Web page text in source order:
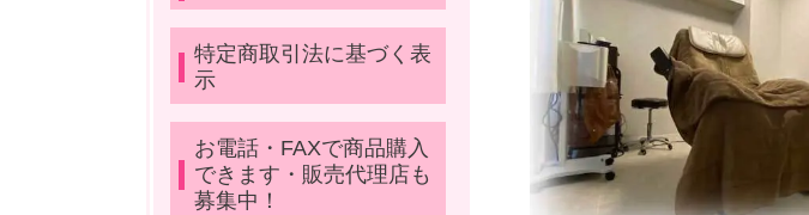
特定商取引法に基づく表
示
お電話・FAXで商品購入
できます・販売代理店も
募集中！